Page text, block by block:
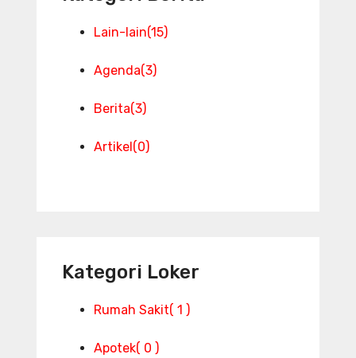
Lain-lain(15)
Agenda(3)
Berita(3)
Artikel(0)
Kategori Loker
Rumah Sakit( 1 )
Apotek( 0 )